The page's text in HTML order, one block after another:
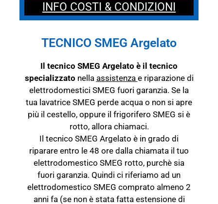
INFO COSTI & CONDIZIONI
TECNICO SMEG Argelato
Il tecnico SMEG Argelato è il tecnico
specializzato nella assistenza e riparazione di
elettrodomestici SMEG fuori garanzia. Se la
tua lavatrice SMEG perde acqua o non si apre
più il cestello, oppure il frigorifero SMEG si è
rotto, allora chiamaci.
Il tecnico SMEG Argelato è in grado di
riparare entro le 48 ore dalla chiamata il tuo
elettrodomestico SMEG rotto, purchè sia
fuori garanzia. Quindi ci riferiamo ad un
elettrodomestico SMEG comprato almeno 2
anni fa (se non è stata fatta estensione di